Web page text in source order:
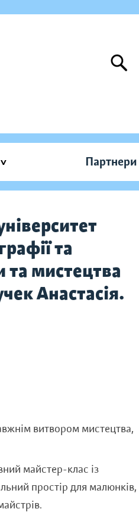
Партнери
та
та мистецтва
Анастасія.
витвором мистецтва,
майстер-клас із
простір для малюнків,